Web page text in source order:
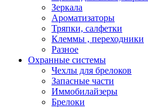
Зеркала
Ароматизаторы
Тряпки, салфетки
Клеммы , переходники
Разное
Охранные системы
Чехлы для брелоков
Запасные части
Иммобилайзеры
Брелоки